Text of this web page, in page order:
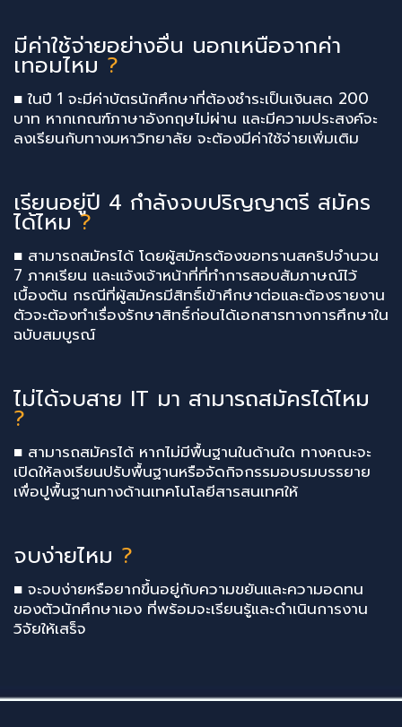
มีค่าใช้จ่ายอย่างอื่น นอกเหนือจากค่า
เทอมไหม ?
■ ในปี 1 จะมีค่าบัตรนักศึกษาที่ต้องชำระเป็นเงินสด 200
บาท หากเกณฑ์ภาษาอังกฤษไม่ผ่าน และมีความประสงค์จะ
ลงเรียนกับทางมหาวิทยาลัย จะต้องมีค่าใช้จ่ายเพิ่มเติม
เรียนอยู่ปี 4 กำลังจบปริญญาตรี สมัคร
ได้ไหม?
■ สามารถสมัครได้ โดยผู้สมัครต้องขอทรานสคริปจำนวน
7 ภาคเรียน และแจ้งเจ้าหน้าที่ที่ทำการสอบสัมภาษณ์ไว้
เบื้องต้น กรณีที่ผู้สมัครมีสิทธิ์เข้าศึกษาต่อและต้องรายงาน
ตัวจะต้องทำเรื่องรักษาสิทธิ์ก่อนได้เอกสารทางการศึกษาใน
ฉบับสมบูรณ์
ไม่ได้จบสาย IT มา สามารถสมัครได้ไหม
?
■ สามารถสมัครได้ หากไม่มีพื้นฐานในด้านใด ทางคณะจะ
เปิดให้ลงเรียนปรับพื้นฐานหรือจัดกิจกรรมอบรมบรรยาย
เพื่อปูพื้นฐานทางด้านเทคโนโลยีสารสนเทศให้
จบง่ายไหม ?
■ จะจบง่ายหรือยากขึ้นอยู่กับความขยันและความอดทน
ของตัวนักศึกษาเอง ที่พร้อมจะเรียนรู้และดำเนินการงาน
วิจัยให้เสร็จ